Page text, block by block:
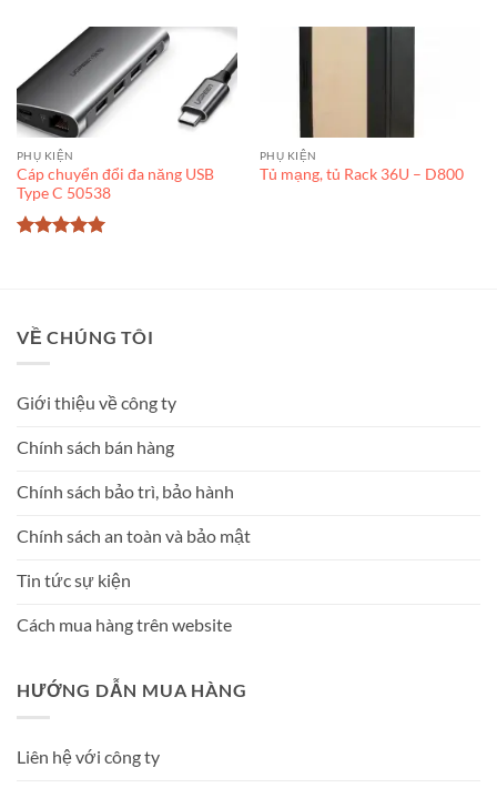
PHỤ KIỆN
Cáp chuyển đổi đa năng USB
Type C 50538
PHỤ KIỆN
Tủ mạng, tủ Rack 36U – D800
VỀ CHÚNG TÔI
Giới thiệu về công ty
Chính sách bán hàng
Chính sách bảo trì, bảo hành
Chính sách an toàn và bảo mật
Tin tức sự kiện
Cách mua hàng trên website
HƯỚNG DẪN MUA HÀNG
Liên hệ với công ty